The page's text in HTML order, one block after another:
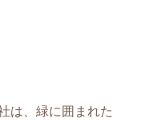
は、緑に囲まれた